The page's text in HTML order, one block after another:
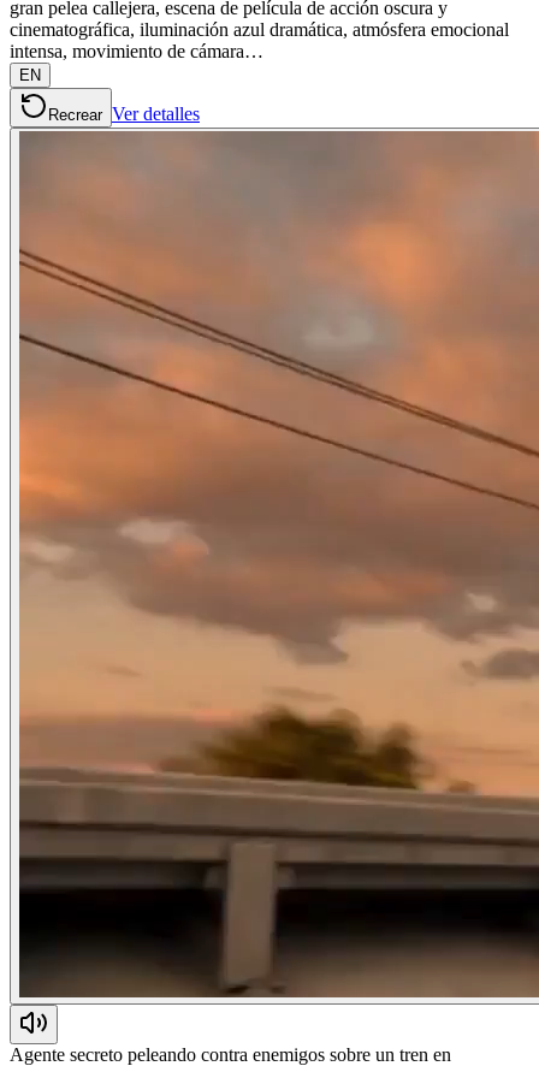
gran pelea callejera, escena de película de acción oscura y
cinematográfica, iluminación azul dramática, atmósfera emocional
intensa, movimiento de cámara…
EN
Recrear Ver detalles
Agente secreto peleando contra enemigos sobre un tren en